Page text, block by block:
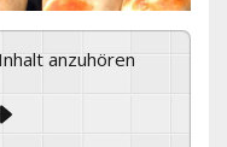
anzuhören